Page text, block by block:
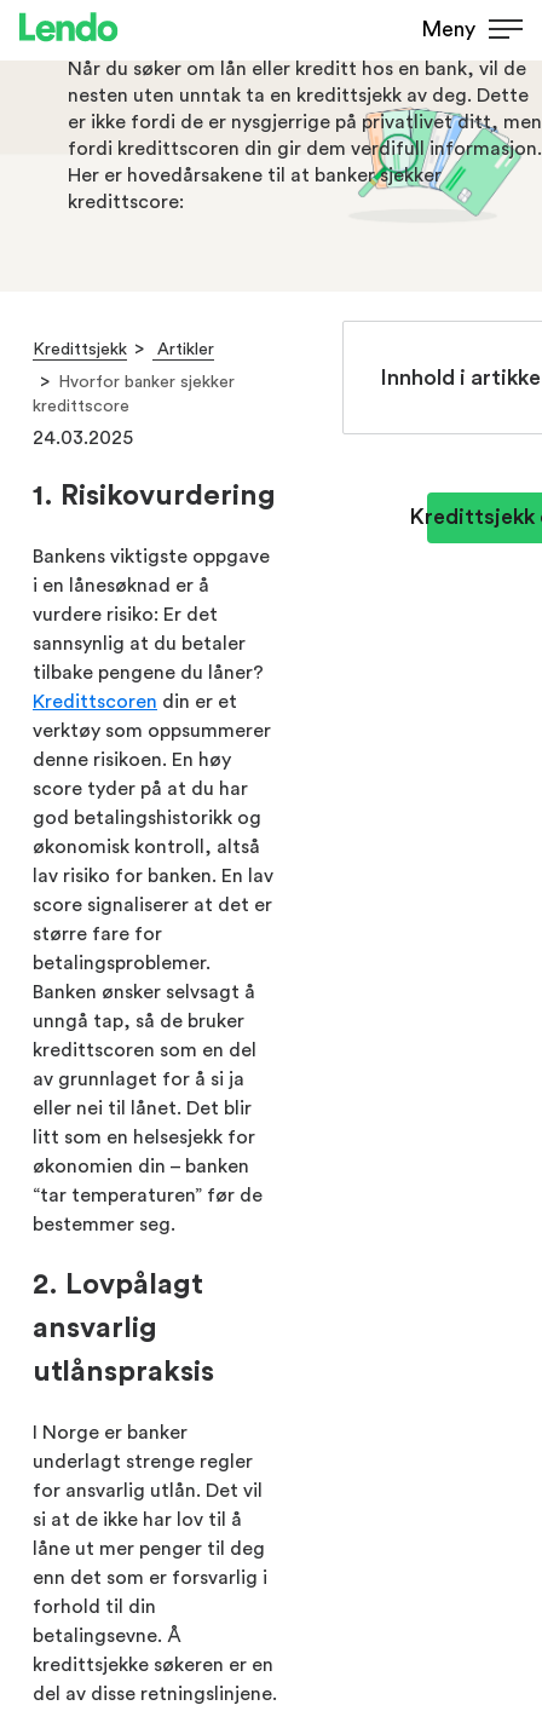
Meny
kredittscore
Når du søker om lån eller kreditt hos en bank, vil de
nesten uten unntak ta en kredittsjekk av deg. Dette
er ikke fordi de er nysgjerrige på privatlivet ditt, men
fordi kredittscoren din gir dem verdifull informasjon.
Her er hovedårsakene til at banker sjekker
kredittscore:
Kredittsjekk
Artikler
Hvorfor banker sjekker
kredittscore
24.03.2025
1. Risikovurdering
Bankens viktigste oppgave
i en lånesøknad er å
vurdere risiko: Er det
sannsynlig at du betaler
tilbake pengene du låner?
Kredittscoren din er et
verktøy som oppsummerer
denne risikoen. En høy
score tyder på at du har
god betalingshistorikk og
økonomisk kontroll, altså
lav risiko for banken. En lav
score signaliserer at det er
større fare for
betalingsproblemer.
Banken ønsker selvsagt å
unngå tap, så de bruker
kredittscoren som en del
av grunnlaget for å si ja
eller nei til lånet. Det blir
litt som en helsesjekk for
økonomien din – banken
“tar temperaturen” før de
bestemmer seg.
2. Lovpålagt
ansvarlig
utlånspraksis
I Norge er banker
underlagt strenge regler
for ansvarlig utlån. Det vil
si at de ikke har lov til å
låne ut mer penger til deg
enn det som er forsvarlig i
forhold til din
betalingsevne. Å
kredittsjekke søkeren er en
del av disse retningslinjene.
Innhold i
Kredittsjekk